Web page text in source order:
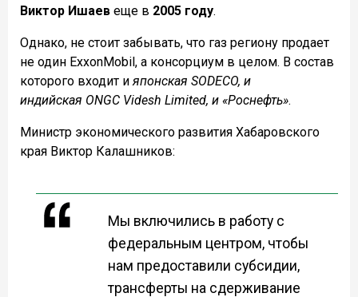
Виктор Ишаев еще в 2005 году.
Однако, не стоит забывать, что газ региону продает
не один ExxonMobil, а консорциум в целом. В состав
которого входит и японская SODECO, и
индийская ONGC Videsh Limited, и «Роснефть».
Министр экономического развития Хабаровского
края Виктор Калашников:
Мы включились в работу с
федеральным центром, чтобы
нам предоставили субсидии,
трансферты на сдерживание